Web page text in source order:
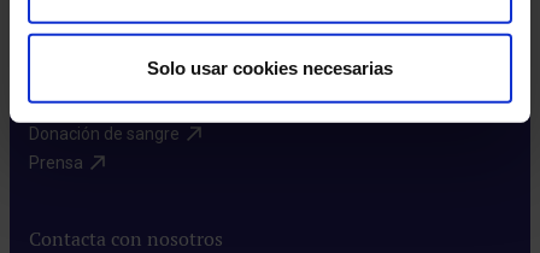
Solo usar cookies necesarias
Enlaces de interés
Aseguradoras y mutuas​
Preguntas frecuentes​
Donación de sangre​
Prensa​
Contacta con nosotros